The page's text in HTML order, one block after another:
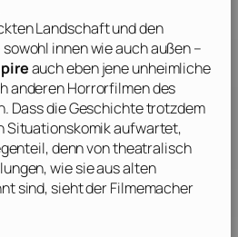
Landschaft und den
innen wie auch außen –
auch eben jene unheimliche
anderen Horrorfilmen des
Dass die Geschichte trotzdem
Situationskomik aufwartet,
denn von theatralisch
wie sie aus alten
sind, sieht der Filmemacher